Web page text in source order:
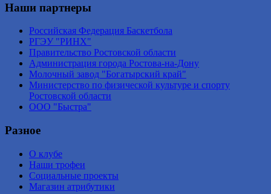
Наши партнеры
Российская Федерация Баскетбола
РГЭУ "РИНХ"
Правительство Ростовской области
Администрация города Ростова-на-Дону
Молочный завод "Богатырский край"
Министерство по физической культуре и спорту
Ростовской области
ООО "Быстра"
Разное
О клубе
Наши трофеи
Социальные проекты
Магазин атрибутики